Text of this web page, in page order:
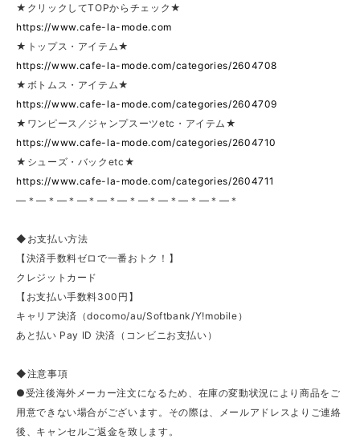
★クリックしてTOPからチェック★
https://www.cafe-la-mode.com
★トップス・アイテム★
https://www.cafe-la-mode.com/categories/2604708
★ボトムス・アイテム★
https://www.cafe-la-mode.com/categories/2604709
★ワンピース／ジャンプスーツetc・アイテム★
https://www.cafe-la-mode.com/categories/2604710
★シューズ・バックetc★
https://www.cafe-la-mode.com/categories/2604711
—＊—＊—＊—＊—＊—＊—＊—＊—＊—＊—＊
◆お支払い方法
【決済手数料ゼロで一番おトク！】
クレジットカード
【お支払い手数料300円】
キャリア決済（docomo/au/Softbank/Y!mobile）
あと払い Pay ID 決済（コンビニお支払い）
◆注意事項
●受注後海外メーカー注文になるため、在庫の変動状況により商品をご
用意できない場合がございます。その際は、メールアドレスよりご連絡
後、キャンセルご返金を致します。